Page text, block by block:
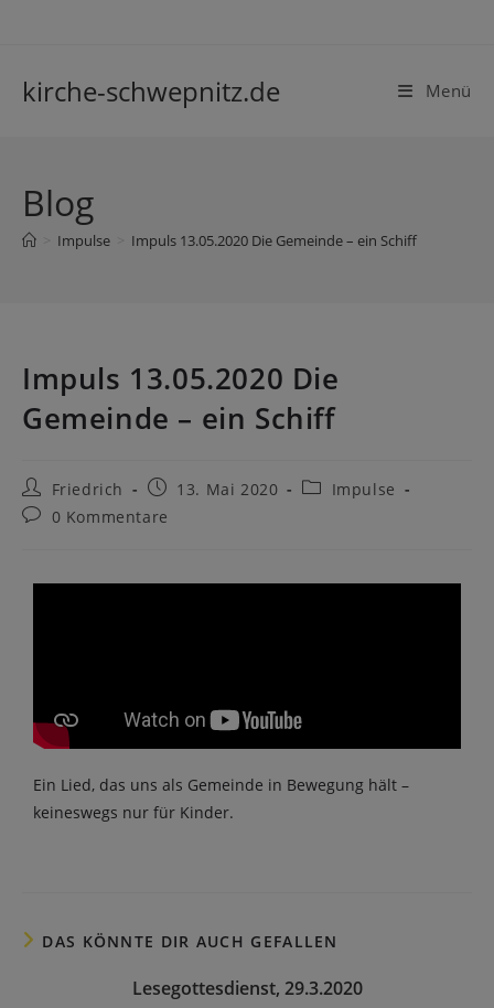
kirche-schwepnitz.de Menü
Blog
Impulse Impuls 13.05.2020 Die Gemeinde – ein Schiff
Impuls 13.05.2020 Die
Gemeinde – ein Schiff
Friedrich 13. Mai 2020
Impulse
0 Kommentare
Ein Lied, das uns als Gemeinde in Bewegung hält –
keineswegs nur für Kinder.
DAS KÖNNTE DIR AUCH GEFALLEN
Lesegottesdienst, 29.3.2020